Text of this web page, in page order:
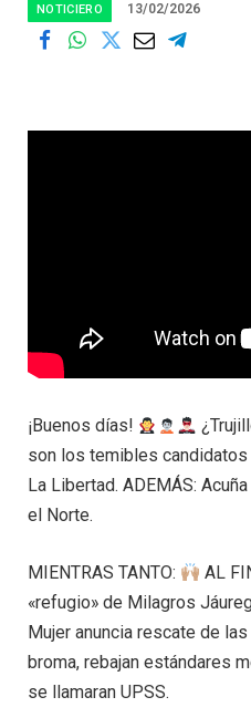
NOTICIERO 13/02/2026
¡Buenos días!
son los temibles
La Libertad. ADEMÁS:
el Norte.
MIENTRAS TANTO:
AL
«refugio» de Milagros
Mujer anuncia rescate de
broma, rebajan estándares
se llamaran UPSS.